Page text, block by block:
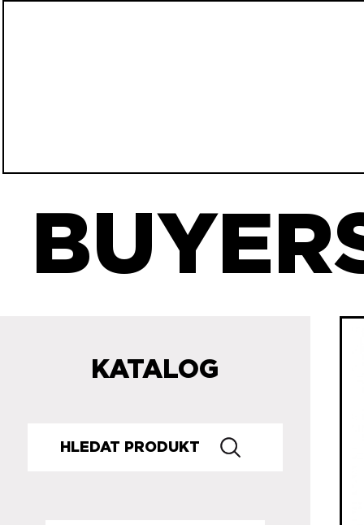
KATALOG